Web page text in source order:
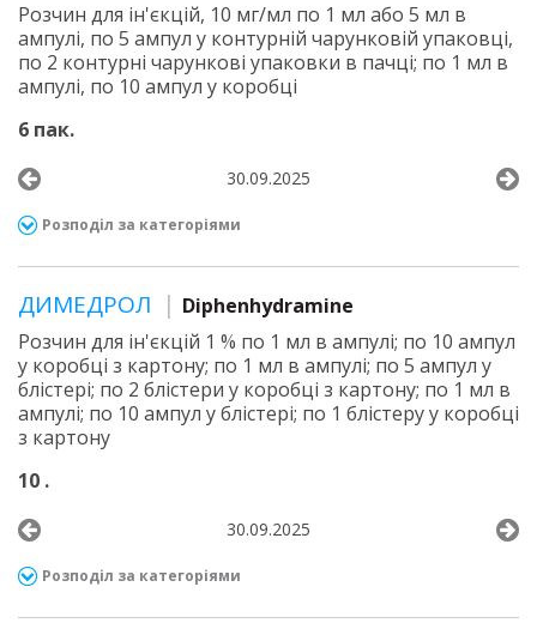
Розчин для ін'єкцій, 10 мг/мл по 1 мл або 5 мл в
ампулі, по 5 ампул у контурній чарунковій упаковці,
по 2 контурні чарункові упаковки в пачці; по 1 мл в
ампулі, по 10 ампул у коробці
6 пак.
30.09.2025
Розподіл за категоріями
ДИМЕДРОЛ
Diphenhydramine
Розчин для ін'єкцій 1 % по 1 мл в ампулі; по 10 ампул
у коробці з картону; по 1 мл в ампулі; по 5 ампул у
блістері; по 2 блістери у коробці з картону; по 1 мл в
ампулі; по 10 ампул у блістері; по 1 блістеру у коробці
з картону
10 .
30.09.2025
Розподіл за категоріями